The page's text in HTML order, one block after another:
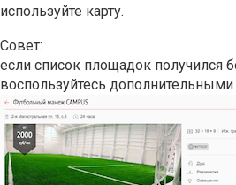
используйте карту.
Совет:
если список площадок получился
воспользуйтесь